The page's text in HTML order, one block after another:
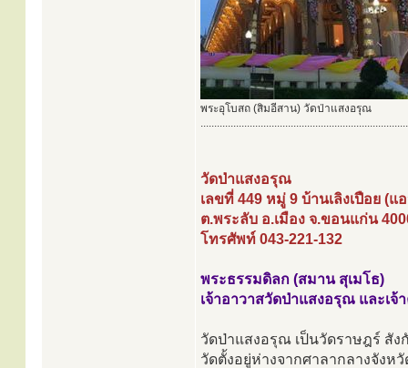
พระอุโบสถ (สิมอีสาน) วัดป่าแสงอรุณ
............................................................................
วัดป่าแสงอรุณ
เลขที่ 449 หมู่ 9 บ้านเลิงเปือย (แ
ต.พระลับ อ.เมือง จ.ขอนแก่น
โทรศัพท์ 043-221-132
พระธรรมดิลก (สมาน สุเมโธ)
เจ้าอาวาสวัดป่าแสงอรุณ และเ
วัดป่าแสงอรุณ เป็นวัดราษฎร์ สั
วัดตั้งอยู่ห่างจากศาลากลางจัง